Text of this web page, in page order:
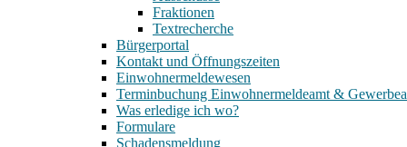
Fraktionen
Textrecherche
Bürgerportal
Kontakt und Öffnungszeiten
Einwohnermeldewesen
Terminbuchung Einwohnermeldeamt &
Was erledige ich wo?
Formulare
Schadensmeldung